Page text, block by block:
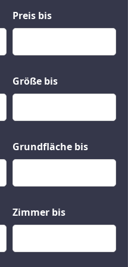
Preis bis
Größe bis
Grundfläche bis
Zimmer bis